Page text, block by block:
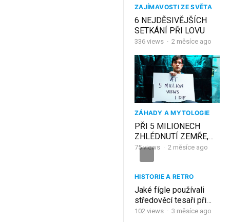
ZAJÍMAVOSTI ZE SVĚTA
6 NEJDĚSIVĚJŠÍCH
SETKÁNÍ PŘI LOVU
336 views · 2 měsíce ago
ZÁHADY A MYTOLOGIE
PŘI 5 MILIONECH
ZHLÉDNUTÍ ZEMŘE,
PROTOŽE…
75views · 2 měsíce ago
HISTORIE A RETRO
Jaké fígle používali
středověcí tesaři při
stavbě?
102 views · 3 měsíce ago